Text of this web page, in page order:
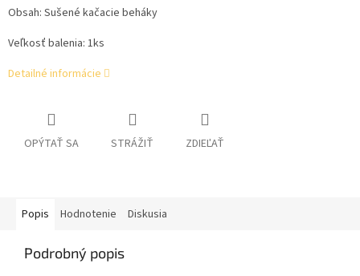
Obsah: Sušené kačacie beháky
Veľkosť balenia: 1ks
Detailné informácie
OPÝTAŤ SA STRÁŽIŤ ZDIEĽAŤ
Popis Hodnotenie Diskusia
Podrobný popis